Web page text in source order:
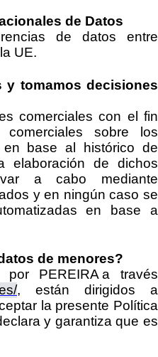
de Datos
de datos entre
UE.
y tomamos decisiones
comerciales con el fin
comerciales sobre los
base al histórico de
elaboración de dichos
a cabo mediante
y en ningún caso se
en base a
de menores?
por PEREIRA a través
, están dirigidos a
la presente Política
y garantiza que es